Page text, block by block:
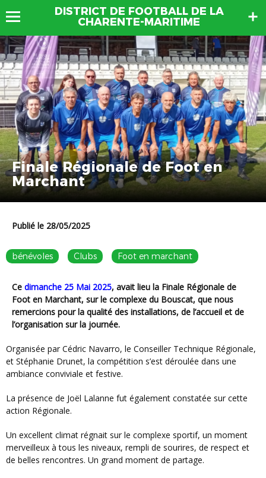
DISTRICT DE FOOTBALL DE LA
CHARENTE-MARITIME
Finale Régionale de Foot en
Marchant
Publié le 28/05/2025
bénévoles Clubs Foot en marchant
Ce dimanche 25 Mai 2025, avait lieu la Finale Régionale de
Foot en Marchant, sur le complexe du Bouscat, que nous
remercions pour la qualité des installations, de l’accueil et de
l’organisation sur la journée.
Organisée par Cédric Navarro, le Conseiller Technique Régionale,
et Stéphanie Drunet, la compétition s’est déroulée dans une
ambiance conviviale et festive.
La présence de Joël Lalanne fut également constatée sur cette
action Régionale.
Un excellent climat régnait sur le complexe sportif, un moment
merveilleux à tous les niveaux, rempli de sourires, de respect et
de belles rencontres. Un grand moment de partage.